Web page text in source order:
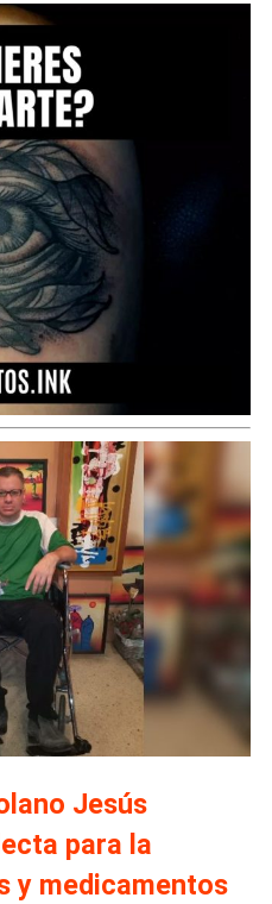
Jesús
para la
y medicamentos